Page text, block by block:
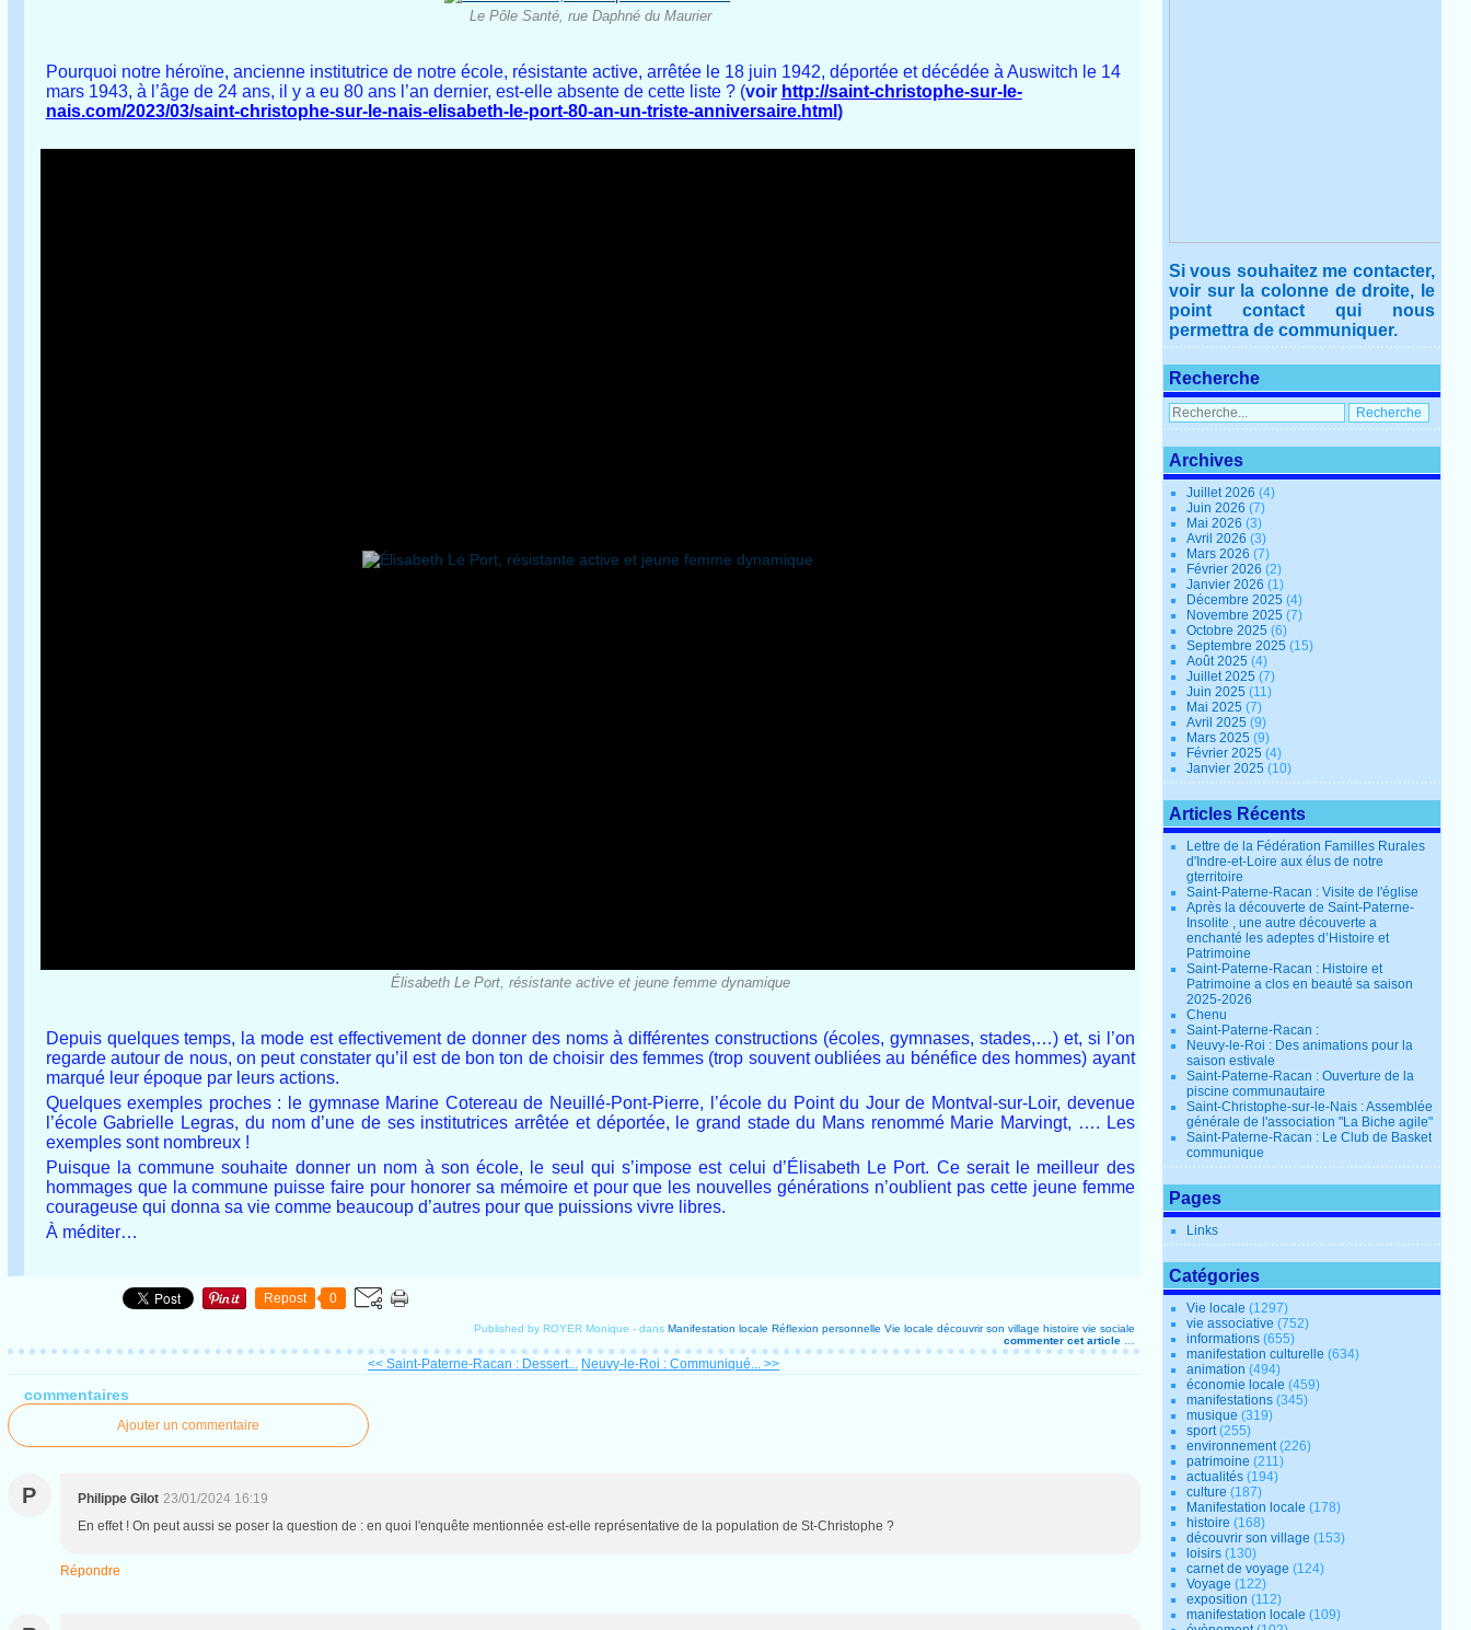
Le Pôle Santé, rue Daphné du Maurier
Pourquoi notre héroïne, ancienne institutrice de notre école, résistante active, arrêtée le 18 juin 1942, déportée et décédée à Auswitch le 14
mars 1943, à l’âge de 24 ans, il y a eu 80 ans l’an dernier, est-elle absente de cette liste ? (voir http://saint-christophe-sur-le-
nais.com/2023/03/saint-christophe-sur-le-nais-elisabeth-le-port-80-an-un-triste-anniversaire.html )
Élisabeth Le Port, résistante active et jeune femme dynamique
Depuis quelques temps, la mode est effectivement de donner des noms à différentes constructions (écoles, gymnases, stades,…) et, si l’on
regarde autour de nous, on peut constater qu’il est de bon ton de choisir des femmes (trop souvent oubliées au bénéfice des hommes) ayant
marqué leur époque par leurs actions.
Quelques exemples proches : le gymnase Marine Cotereau de Neuillé-Pont-Pierre, l’école du Point du Jour de Montval-sur-Loir, devenue
l’école Gabrielle Legras, du nom d’une de ses institutrices arrêtée et déportée, le grand stade du Mans renommé Marie Marvingt, …. Les
exemples sont nombreux !
Puisque la commune souhaite donner un nom à son école, le seul qui s’impose est celui d’Élisabeth Le Port. Ce serait le meilleur des
hommages que la commune puisse faire pour honorer sa mémoire et pour que les nouvelles générations n’oublient pas cette jeune femme
courageuse qui donna sa vie comme beaucoup d’autres pour que puissions vivre libres.
À méditer…
Repost 0
Published by ROYER Monique -dans Manifestation locale Réflexion personnelle Vie locale découvrir son village histoire vie sociale
commenter cet article
<< Saint-Paterne-Racan : Dessert... Neuvy-le-Roi : Communiqué... >>
commentaires
Ajouter un commentaire
P Philippe Gilot 23/01/2024 16:19
En effet ! On peut aussi se poser la question de : en quoi l'enquête mentionnée est-elle représentative de la population de St-Christophe ?
Répondre
Si vous souhaitez me contacter,
voir sur la colonne de droite, le
point contact qui nous
permettra de communiquer.
Recherche
Archives
Juillet 2026(4)
Juin 2026(7)
Mai 2026(3)
Avril 2026(3)
Mars 2026(7)
Février 2026(2)
Janvier 2026(1)
Décembre 2025(4)
Novembre 2025(7)
Octobre 2025(6)
Septembre 2025(15)
Août 2025(4)
Juillet 2025(7)
Juin 2025(11)
Mai 2025(7)
Avril 2025(9)
Mars 2025(9)
Février 2025(4)
Janvier 2025(10)
Articles Récents
Lettre de la Fédération Familles Rurales
d'Indre-et-Loire aux élus de notre
gterritoire
Saint-Paterne-Racan : Visite de l'église
Après la découverte de Saint-Paterne-
Insolite , une autre découverte a
enchanté les adeptes d’Histoire et
Patrimoine
Saint-Paterne-Racan : Histoire et
Patrimoine a clos en beauté sa saison
2025-2026
Chenu
Saint-Paterne-Racan :
Neuvy-le-Roi : Des animations pour la
saison estivale
Saint-Paterne-Racan : Ouverture de la
piscine communautaire
Saint-Christophe-sur-le-Nais : Assemblée
générale de l'association "La Biche agile"
Saint-Paterne-Racan : Le Club de Basket
communique
Pages
Links
Catégories
Vie locale (1297)
vie associative (752)
informations (655)
manifestation culturelle (634)
animation (494)
économie locale (459)
manifestations (345)
musique (319)
sport(255)
environnement(226)
patrimoine (211)
actualités (194)
culture (187)
Manifestation locale (178)
histoire (168)
découvrir son village (153)
loisirs (130)
carnet de voyage (124)
Voyage (122)
exposition (112)
manifestation locale (109)